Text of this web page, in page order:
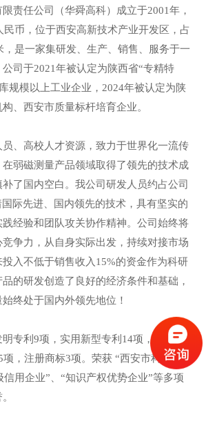
责任公司（华舜高科）成立于2001年，
民币，位于西安高新技术产业开发区，占
，是一家集研发、生产、销售、服务于一
司于2021年被认定为陕西省“专精特
规模以上工业企业，2024年被认定为陕
、西安市质量标杆培育企业。
、高校人才资源，致力于世界化一流传
弱磁测量产品领域取得了领先的技术成
了国内空白。我公司研发人员约占公司
际先进、国内领先的技术，具有坚实的
经验和团队攻关协作精神。公司始终将
争力，从自身实际出发，持续对接市场
入不低于销售收入15%的资金作为科研
的研发创造了良好的经济条件和基础，
终处于国内外领先地位！
专利9项，实用新型专利14项，外观专
，注册商标3项。荣获 “西安市科学技术
用企业”、“知识产权优势企业”等多项